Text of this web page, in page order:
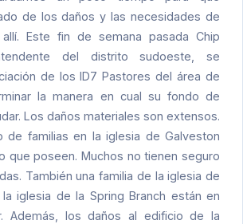
de los daños y las necesidades de
Este fin de semana pasada Chip
del distrito sudoeste, se
de los ID7 Pastores del área de
la manera en cual su fondo de
Los daños materiales son extensos.
de familias en la iglesia de Galveston
que poseen. Muchos no tienen seguro
También una familia de la iglesia de
iglesia de la Spring Branch están en
Además, los daños al edificio de la